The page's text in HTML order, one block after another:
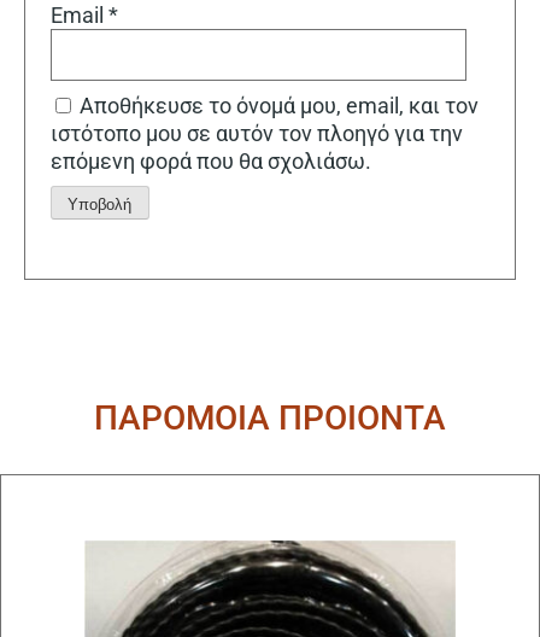
Email *
Αποθήκευσε το όνομά μου, email, και τον
ιστότοπο μου σε αυτόν τον πλοηγό για την
επόμενη φορά που θα σχολιάσω.
ΠΑΡΟΜΟΙΑ ΠΡΟΙΟΝΤΑ